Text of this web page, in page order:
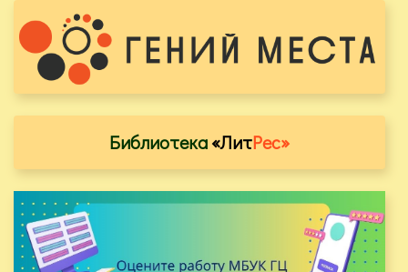
Библиотека«ЛитРес»